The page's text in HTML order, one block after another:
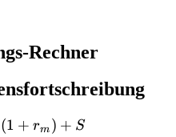
Rechner
K_m = K_{m-1} \cdot (1
(1 + rm ) + S